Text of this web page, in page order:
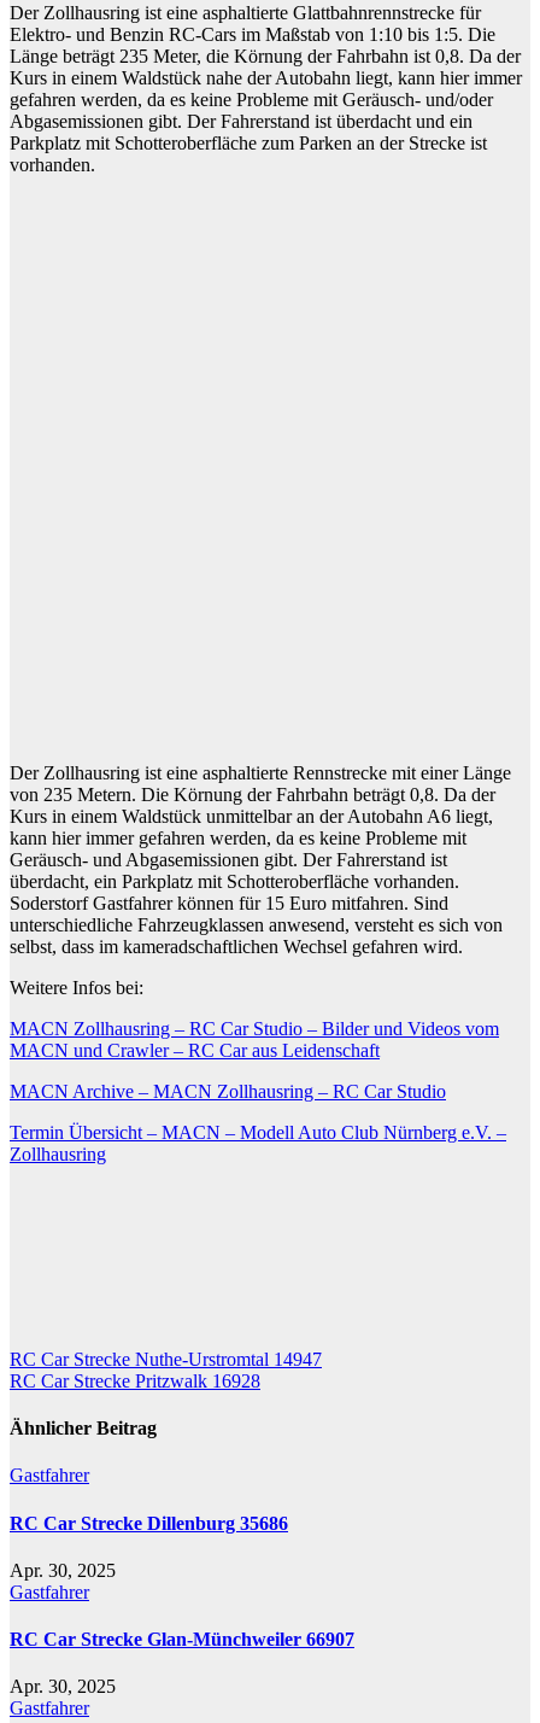
Der Zollhausring ist eine asphaltierte Glattbahnrennstrecke für
Elektro- und Benzin RC-Cars im Maßstab von 1:10 bis 1:5. Die
Länge beträgt 235 Meter, die Körnung der Fahrbahn ist 0,8. Da der
Kurs in einem Waldstück nahe der Autobahn liegt, kann hier immer
gefahren werden, da es keine Probleme mit Geräusch- und/oder
Abgasemissionen gibt. Der Fahrerstand ist überdacht und ein
Parkplatz mit Schotteroberfläche zum Parken an der Strecke ist
vorhanden.
Der Zollhausring ist eine asphaltierte Rennstrecke mit einer Länge
von 235 Metern. Die Körnung der Fahrbahn beträgt 0,8. Da der
Kurs in einem Waldstück unmittelbar an der Autobahn A6 liegt,
kann hier immer gefahren werden, da es keine Probleme mit
Geräusch- und Abgasemissionen gibt. Der Fahrerstand ist
überdacht, ein Parkplatz mit Schotteroberfläche vorhanden.
Soderstorf Gastfahrer können für 15 Euro mitfahren. Sind
unterschiedliche Fahrzeugklassen anwesend, versteht es sich von
selbst, dass im kameradschaftlichen Wechsel gefahren wird.
Weitere Infos bei:
MACN Zollhausring – RC Car Studio – Bilder und Videos vom
MACN und Crawler – RC Car aus Leidenschaft
MACN Archive – MACN Zollhausring – RC Car Studio
Termin Übersicht – MACN – Modell Auto Club Nürnberg e.V. –
Zollhausring
Beitragsnavigation
RC Car Strecke Nuthe-Urstromtal 14947
RC Car Strecke Pritzwalk 16928
Ähnlicher Beitrag
Gastfahrer
RC Car Strecke Dillenburg 35686
Apr. 30, 2025
Gastfahrer
RC Car Strecke Glan-Münchweiler 66907
Apr. 30, 2025
Gastfahrer